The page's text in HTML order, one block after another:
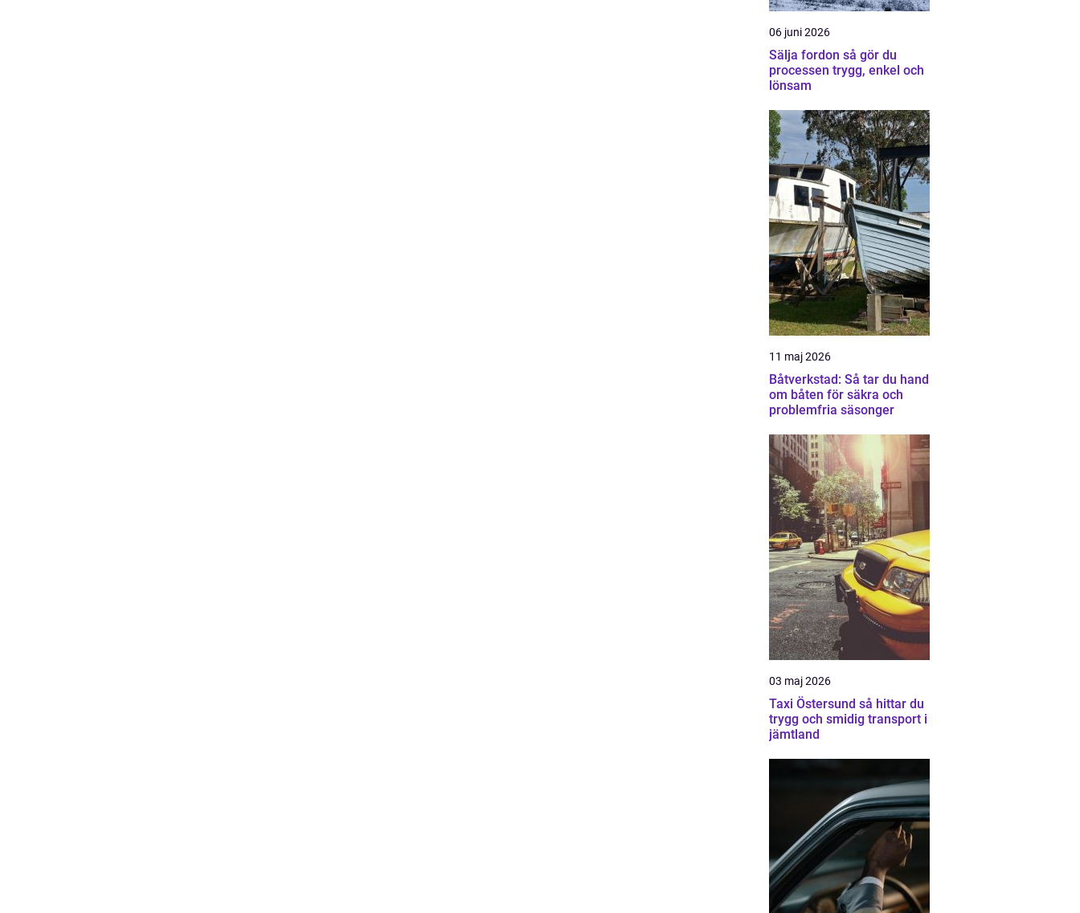
06 juni 2026
Sälja fordon så gör du
processen trygg, enkel och
lönsam
11 maj 2026
Båtverkstad: Så tar du hand
om båten för säkra och
problemfria säsonger
03 maj 2026
Taxi Östersund så hittar du
trygg och smidig transport i
jämtland